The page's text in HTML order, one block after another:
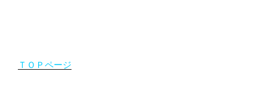
ＴＯＰページ